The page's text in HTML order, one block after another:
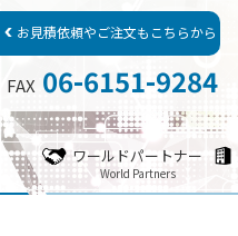
お見積依頼やご注文もこちらから
FAX 06-6151-9284
ワールドパートナー
World Partners